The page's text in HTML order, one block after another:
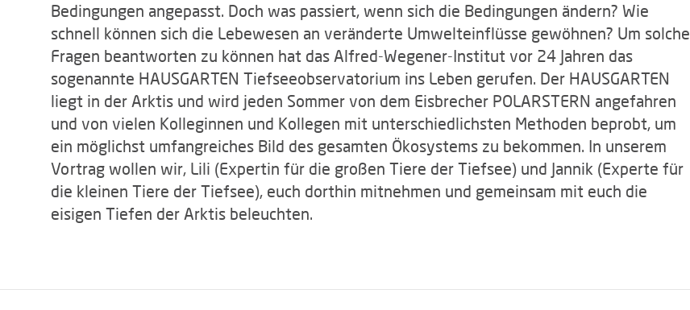
Bedingungen angepasst. Doch was passiert, wenn sich die Bedingungen ändern? Wie
schnell können sich die Lebewesen an veränderte Umwelteinflüsse gewöhnen? Um solche
Fragen beantworten zu können hat das Alfred-Wegener-Institut vor 24 Jahren das
sogenannte HAUSGARTEN Tiefseeobservatorium ins Leben gerufen. Der HAUSGARTEN
liegt in der Arktis und wird jeden Sommer von dem Eisbrecher POLARSTERN angefahren
und von vielen Kolleginnen und Kollegen mit unterschiedlichsten Methoden beprobt, um
ein möglichst umfangreiches Bild des gesamten Ökosystems zu bekommen. In unserem
Vortrag wollen wir, Lili (Expertin für die großen Tiere der Tiefsee) und Jannik (Experte für
die kleinen Tiere der Tiefsee), euch dorthin mitnehmen und gemeinsam mit euch die
eisigen Tiefen der Arktis beleuchten.